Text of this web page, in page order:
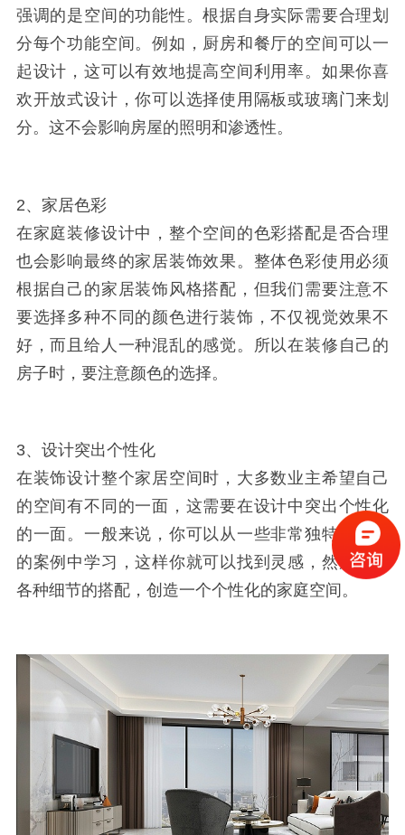
强调的是空间的功能性。根据自身实际需要合理划
分每个功能空间。例如，厨房和餐厅的空间可以一
起设计，这可以有效地提高空间利用率。如果你喜
欢开放式设计，你可以选择使用隔板或玻璃门来划
分。这不会影响房屋的照明和渗透性。
2、家居色彩
在家庭装修设计中，整个空间的色彩搭配是否合理
也会影响最终的家居装饰效果。整体色彩使用必须
根据自己的家居装饰风格搭配，但我们需要注意不
要选择多种不同的颜色进行装饰，不仅视觉效果不
好，而且给人一种混乱的感觉。所以在装修自己的
房子时，要注意颜色的选择。
3、设计突出个性化
在装饰设计整个家居空间时，大多数业主希望自己
的空间有不同的一面，这需要在设计中突出个性化
的一面。一般来说，你可以从一些非常独特和优秀
的案例中学习，这样你就可以找到灵感，然后通过
各种细节的搭配，创造一个个性化的家庭空间。